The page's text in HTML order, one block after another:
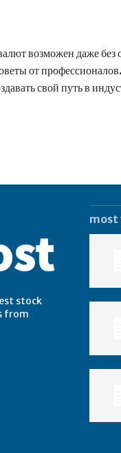
возможен даже без
от
свой путь в
stock
from
most